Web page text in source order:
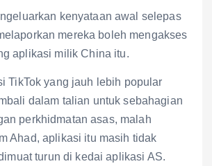
kenyataan awal selepas
mereka boleh mengakses
aplikasi milik China itu.
TikTok yang jauh lebih popular
dalam talian untuk sebahagian
perkhidmatan asas, malah
Ahad, aplikasi itu masih tidak
turun di kedai aplikasi AS.